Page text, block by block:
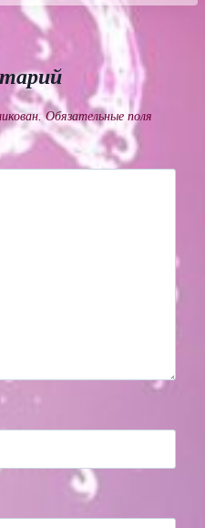
Обязательные поля